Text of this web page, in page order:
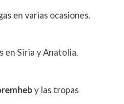
en varias ocasiones.
en Siria y Anatolia.
y las tropas